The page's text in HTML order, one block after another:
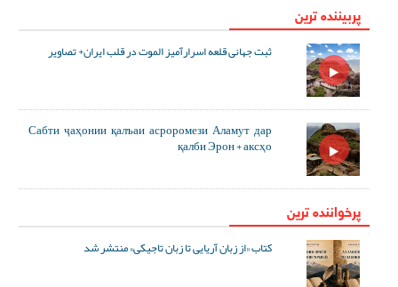
پربیننده ترین
ثبت جهانی قلعه اسرارآمیز الموت در قلب ایران+ تصاویر
Сабти ҷаҳонии қалъаи асроромези Аламут дар
қалби Эрон + аксҳо
پرخواننده ترین
کتاب «از زبان آریایی تا زبان تاجیکی» منتشر شد